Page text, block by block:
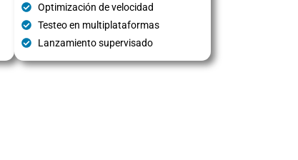
Optimización de velocidad
Testeo en multiplataformas
Lanzamiento supervisado